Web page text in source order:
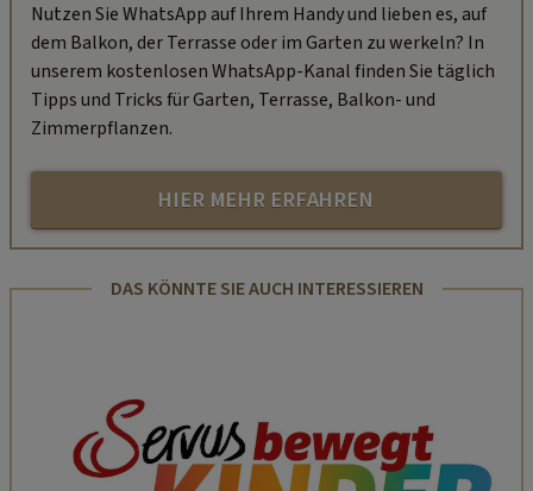
Nutzen Sie WhatsApp auf Ihrem Handy und lieben es, auf
dem Balkon, der Terrasse oder im Garten zu werkeln? In
unserem kostenlosen WhatsApp-Kanal finden Sie täglich
Tipps und Tricks für Garten, Terrasse, Balkon- und
Zimmerpflanzen.
HIER MEHR ERFAHREN
DAS KÖNNTE SIE AUCH INTERESSIEREN